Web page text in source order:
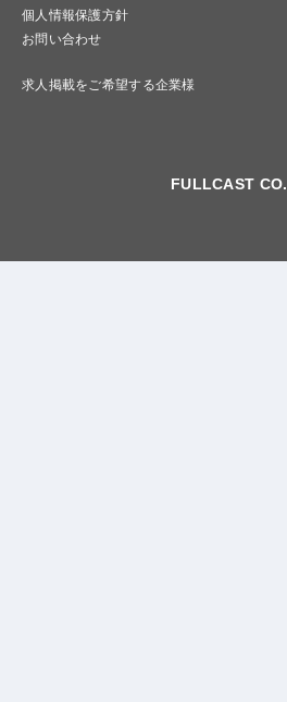
個人情報保護方針
お問い合わせ
求人掲載をご希望する企業様
FULLCAST